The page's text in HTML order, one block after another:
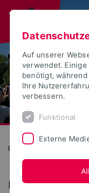
Institute for Life Science
...
Auf unserer
verwendet.
benötigt,
Ihre
verbessern.
Funktional
Externe